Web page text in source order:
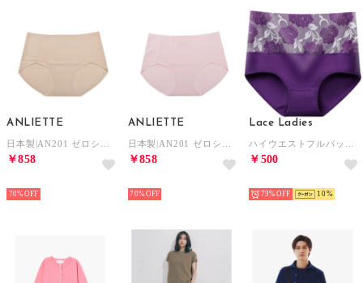
ANLIETTE
￥858
70%
ANLIETTE
￥858
70%
Lace Ladies
￥500
79% 10